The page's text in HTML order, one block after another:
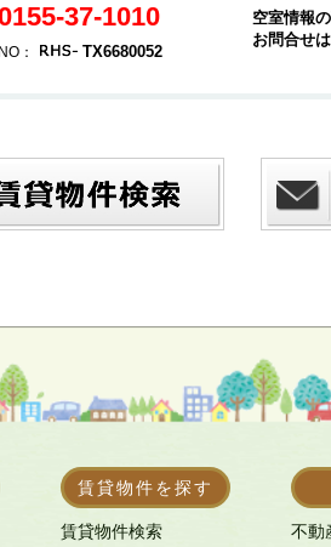
37-1010
： TX6680052
空室情報
お問合せ
賃貸物件を探す
賃貸物件検索
不動